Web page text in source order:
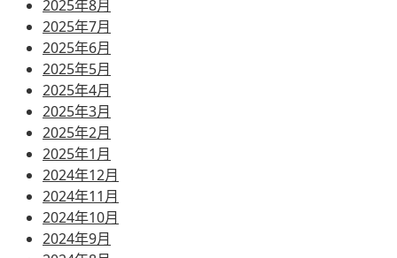
2025年8月
2025年7月
2025年6月
2025年5月
2025年4月
2025年3月
2025年2月
2025年1月
2024年12月
2024年11月
2024年10月
2024年9月